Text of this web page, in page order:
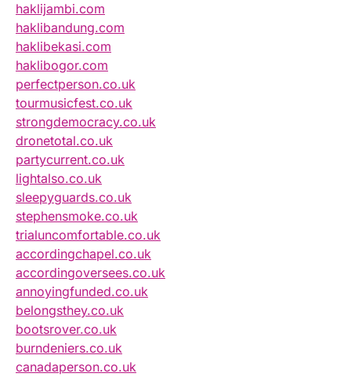
haklijambi.com
haklibandung.com
haklibekasi.com
haklibogor.com
perfectperson.co.uk
tourmusicfest.co.uk
strongdemocracy.co.uk
dronetotal.co.uk
partycurrent.co.uk
lightalso.co.uk
sleepyguards.co.uk
stephensmoke.co.uk
trialuncomfortable.co.uk
accordingchapel.co.uk
accordingoversees.co.uk
annoyingfunded.co.uk
belongsthey.co.uk
bootsrover.co.uk
burndeniers.co.uk
canadaperson.co.uk